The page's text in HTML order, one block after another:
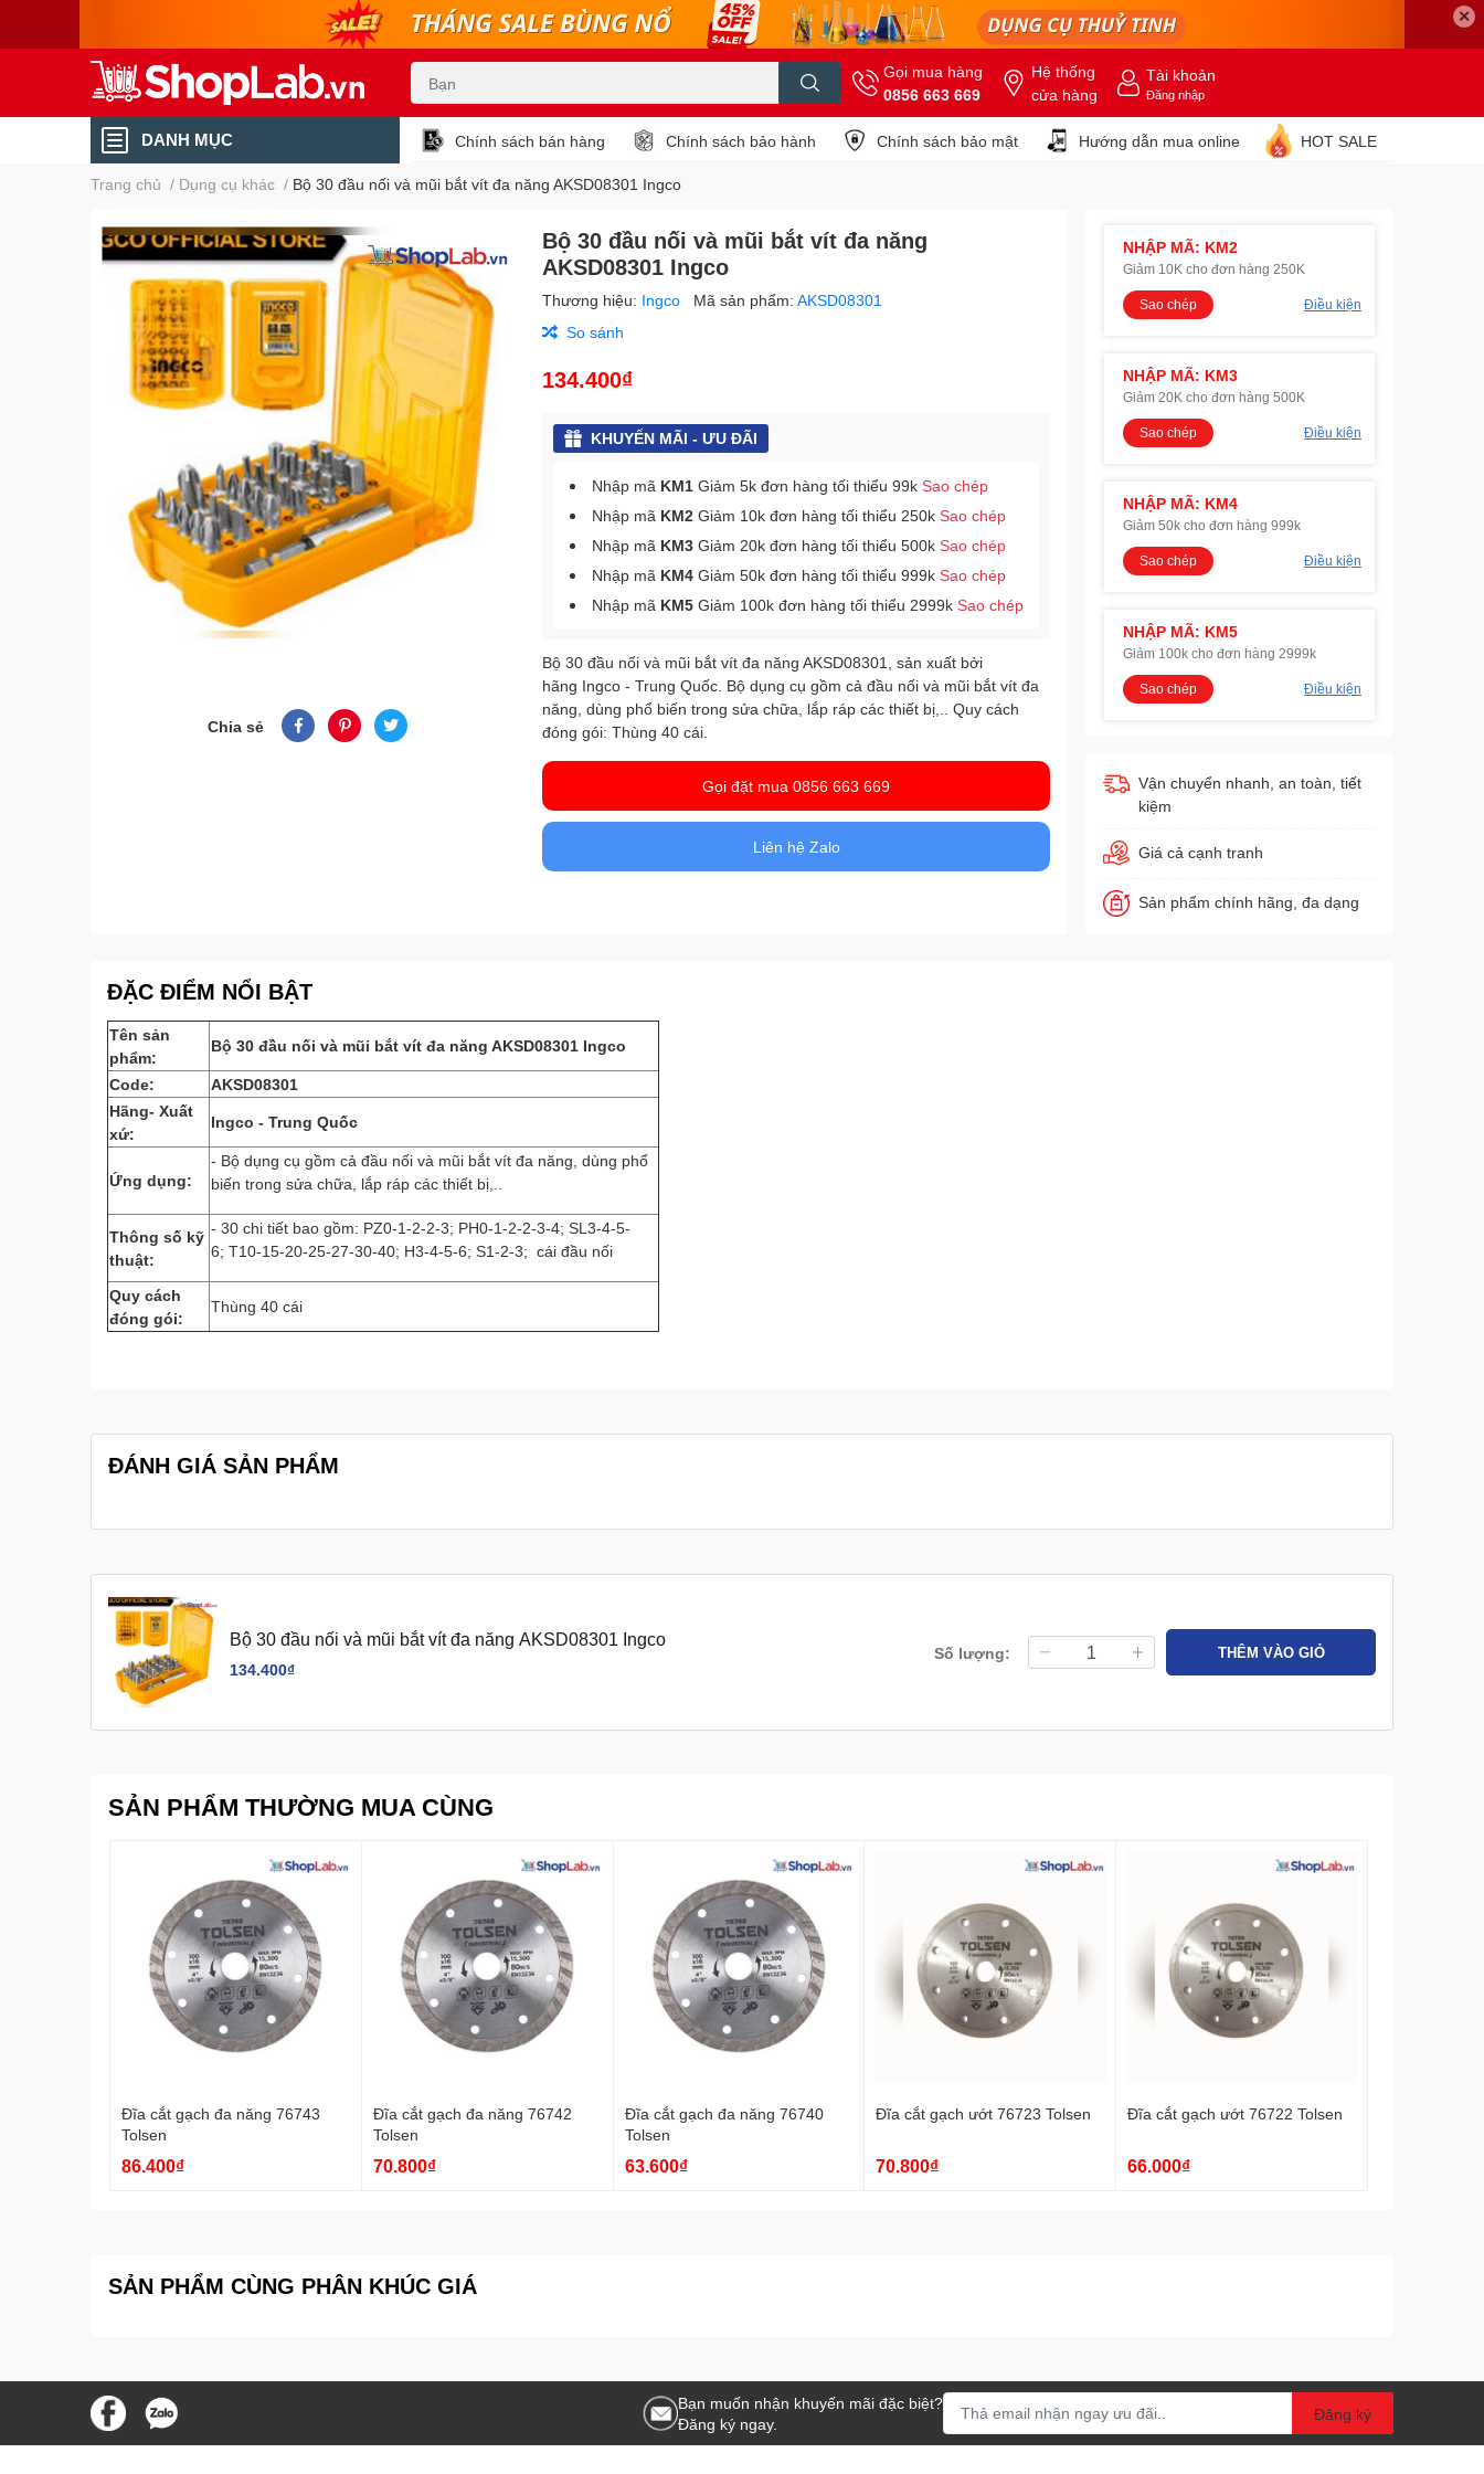
✕
Gọi mua hàng
0856 663 669
Hệ thống
cửa hàng
Tài khoản
Đăng nhập
DANH MỤC Chính sách bán hàng Chính sách bảo hành Chính sách bảo mật Hướng dẫn mua online HOT SALE
Trang chủ / Dụng cụ khác / Bộ 30 đầu nối và mũi bắt vít đa năng AKSD08301 Ingco
Chia sẻ
Bộ 30 đầu nối và mũi bắt vít đa năng
AKSD08301 Ingco
Thương hiệu: Ingco Mã sản phẩm:AKSD08301
So sánh
134.400₫
KHUYẾN MÃI - ƯU ĐÃI
Nhập mã KM1 Giảm 5k đơn hàng tối thiểu 99kSao chép
Nhập mã KM2 Giảm 10k đơn hàng tối thiểu 250kSao chép
Nhập mã KM3 Giảm 20k đơn hàng tối thiểu 500kSao chép
Nhập mã KM4 Giảm 50k đơn hàng tối thiểu 999kSao chép
Nhập mã KM5 Giảm 100k đơn hàng tối thiểu 2999kSao chép
Bộ 30 đầu nối và mũi bắt vít đa năng AKSD08301, sản xuất bởi
hãng Ingco - Trung Quốc. Bộ dụng cụ gồm cả đầu nối và mũi bắt vít đa
năng, dùng phổ biến trong sửa chữa, lắp ráp các thiết bị,.. Quy cách
đóng gói: Thùng 40 cái.
Gọi đặt mua 0856 663 669
Liên hệ Zalo
NHẬP MÃ: KM2
Giảm 10K cho đơn hàng 250K
Sao chép Điều kiện
NHẬP MÃ: KM3
Giảm 20K cho đơn hàng 500K
Sao chép Điều kiện
NHẬP MÃ: KM4
Giảm 50k cho đơn hàng 999k
Sao chép Điều kiện
NHẬP MÃ: KM5
Giảm 100k cho đơn hàng 2999k
Sao chép Điều kiện
Vận chuyển nhanh, an toàn, tiết
kiệm
Giá cả cạnh tranh
Sản phẩm chính hãng, đa dạng
ĐẶC ĐIỂM NỔI BẬT
Tên sản
phẩm:
Bộ 30 đầu nối và mũi bắt vít đa năng AKSD08301 Ingco
Code:
AKSD08301
Hãng- Xuất
xứ:
Ingco - Trung Quốc
Ứng dụng:
- Bộ dụng cụ gồm cả đầu nối và mũi bắt vít đa năng, dùng phổ
biến trong sửa chữa, lắp ráp các thiết bị,..
Thông số kỹ
thuật:
- 30 chi tiết bao gồm: PZ0-1-2-2-3; PH0-1-2-2-3-4; SL3-4-5-
6; T10-15-20-25-27-30-40; H3-4-5-6; S1-2-3; cái đầu nối
Quy cách
đóng gói:
Thùng 40 cái
ĐÁNH GIÁ SẢN PHẨM
Bộ 30 đầu nối và mũi bắt vít đa năng AKSD08301 Ingco
134.400₫
Số lượng: THÊM VÀO GIỎ
SẢN PHẨM THƯỜNG MUA CÙNG
Đĩa cắt gạch đa năng 76743
Tolsen
86.400₫
Đĩa cắt gạch đa năng 76742
Tolsen
70.800₫
Đĩa cắt gạch đa năng 76740
Tolsen
63.600₫
Đĩa cắt gạch ướt 76723 Tolsen
70.800₫
Đĩa cắt gạch ướt 76722 Tolsen
66.000₫
SẢN PHẨM CÙNG PHÂN KHÚC GIÁ
Bạn muốn nhận khuyến mãi đặc biệt?
Đăng ký ngay.
Đăng ký